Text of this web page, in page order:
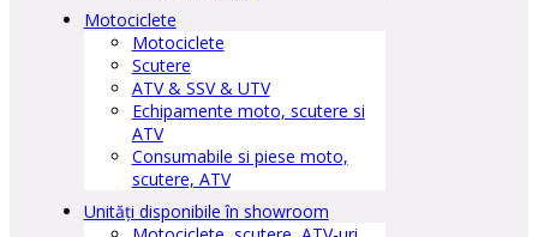
Motociclete
Motociclete
Scutere
ATV & SSV & UTV
Echipamente moto, scutere si
ATV
Consumabile si piese moto,
scutere, ATV
Unități disponibile în showroom